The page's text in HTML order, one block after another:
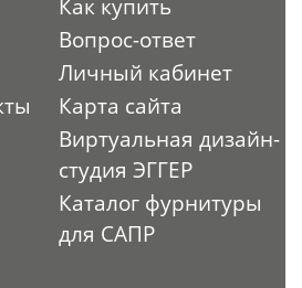
Как купить
Вопрос-ответ
Личный кабинет
Карта сайта
Виртуальная дизайн-
студия ЭГГЕР
Каталог фурнитуры
для САПР